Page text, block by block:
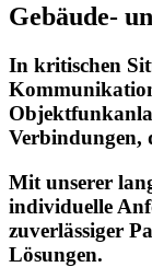
Gebäude-
In kritischen
Verbindungen,
Mit unserer
individuelle
zuverlässiger
Lösungen.